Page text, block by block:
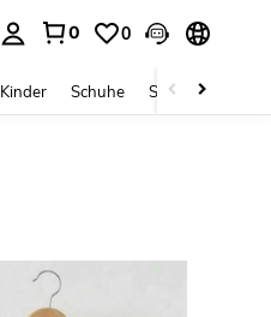
0 0
Kinder Schuhe Schmuck &